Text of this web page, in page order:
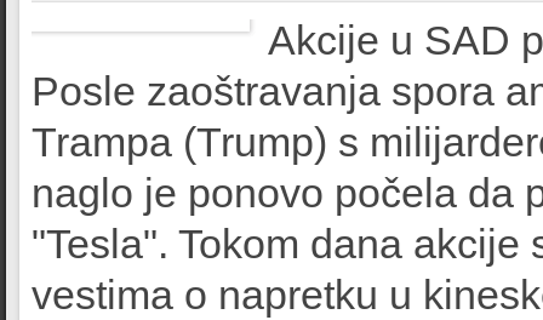
Akcije u SAD
Posle zaoštravanja spora
Trampa (Trump) s
naglo je ponovo počela da
"Tesla". Tokom dana
vestima o napretku u